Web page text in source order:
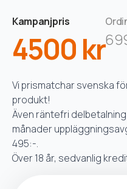
Kampanjpris
4500 kr
Vi prismatchar svenska
produkt!
Även räntefri
månader
495:-.
Över 18 år, sedvanlig